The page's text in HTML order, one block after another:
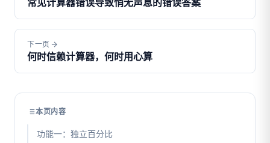
下一页
何时信赖计算器，何时用心算
本页内容
功能一：独立百分比